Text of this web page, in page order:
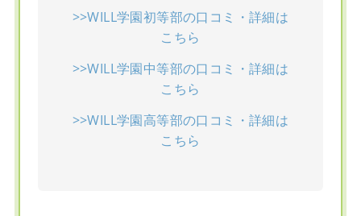
>>WILL学園初等部の口コミ・詳細は
こちら
>>WILL学園中等部の口コミ・詳細は
こちら
>>WILL学園高等部の口コミ・詳細は
こちら